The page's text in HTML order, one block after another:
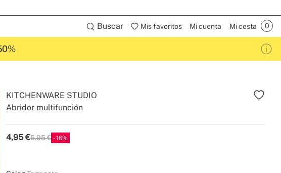
Buscar Mis favoritos Mi cuenta Mi cesta
Abridor multifunción
KITCHENWARE STUDIO
4,95 €P.V.P
5.95 € 16